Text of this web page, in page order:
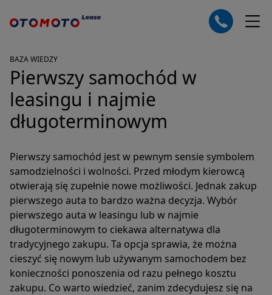
BAZA WIEDZY
Pierwszy samochód w
leasingu i najmie
długoterminowym
Pierwszy samochód jest w pewnym sensie symbolem
samodzielności i wolności. Przed młodym kierowcą
otwierają się zupełnie nowe możliwości. Jednak zakup
pierwszego auta to bardzo ważna decyzja. Wybór
pierwszego auta w leasingu lub w najmie
długoterminowym to ciekawa alternatywa dla
tradycyjnego zakupu. Ta opcja sprawia, że można
cieszyć się nowym lub używanym samochodem bez
konieczności ponoszenia od razu pełnego kosztu
zakupu. Co warto wiedzieć, zanim zdecydujesz się na